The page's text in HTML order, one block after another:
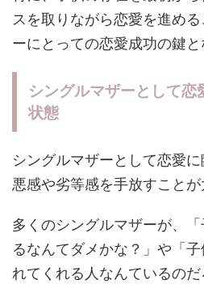
スを取りながら恋愛を進め
ーにとっての恋愛成功の鍵と
シングルマザーとして恋
状態
シングルマザーとして恋愛
悪感や劣等感を手放すことが
多くのシングルマザーが、
るなんてダメかな？」や「
れてくれる人なんているの